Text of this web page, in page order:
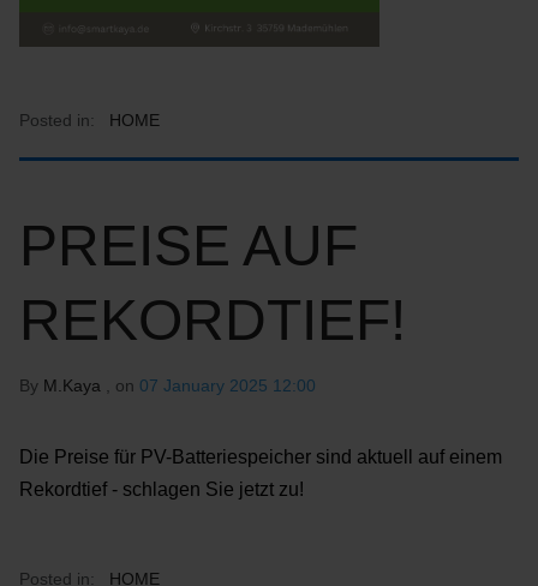
Posted in: HOME
PREISE AUF
REKORDTIEF!
By M.Kaya , on 07 January 2025 12:00
Die Preise für PV-Batteriespeicher sind aktuell auf einem
Rekordtief - schlagen Sie jetzt zu!
Posted in: HOME